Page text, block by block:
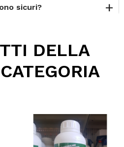
sicuri?
dell'acquisto?
Calzolari?
DELLA